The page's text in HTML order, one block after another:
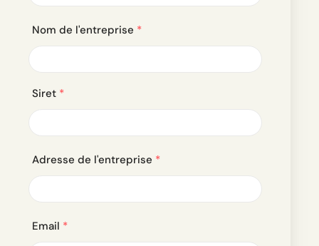
Nom de l'entreprise *
Siret *
Adresse de l'entreprise *
Email *